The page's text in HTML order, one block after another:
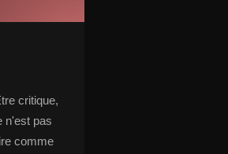
critique,
n'est pas
comme